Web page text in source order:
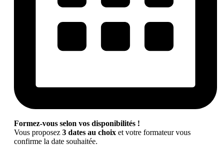
Formez-vous selon vos disponibilités !
Vous proposez 3 dates au choix et votre formateur vous
confirme la date souhaitée.